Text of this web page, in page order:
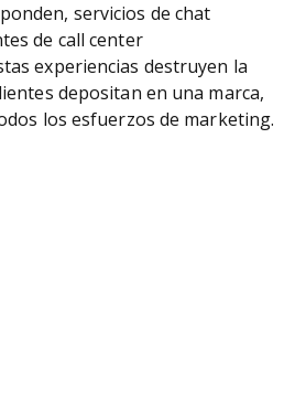
servicios de chat
de call center
experiencias destruyen la
depositan en una marca,
los esfuerzos de marketing.